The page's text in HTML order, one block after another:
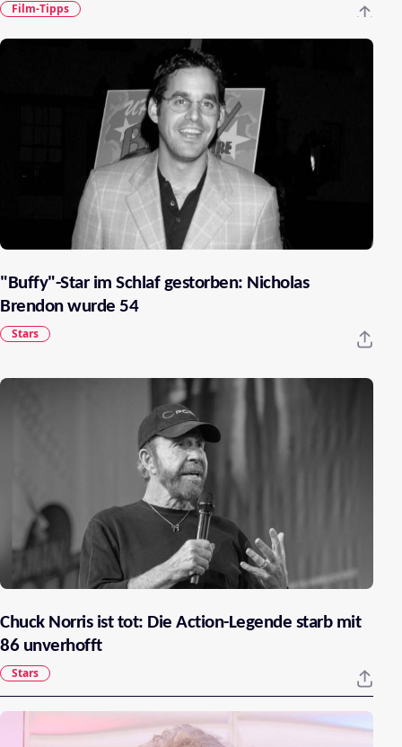
Film-Tipps
"Buffy"-Star im Schlaf gestorben: Nicholas
Brendon wurde 54
Stars
Chuck Norris ist tot: Die Action-Legende starb mit
86 unverhofft
Stars